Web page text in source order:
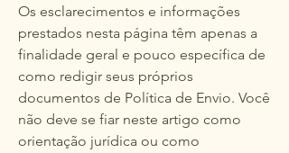
Os esclarecimentos e informações
prestados nesta página têm apenas a
finalidade geral e pouco específica de
como redigir seus próprios
documentos de Política de Envio. Você
não deve se fiar neste artigo como
orientação jurídica ou como